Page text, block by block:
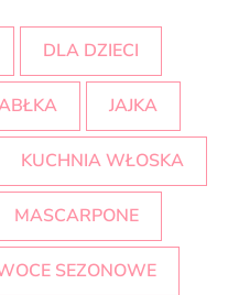
DLA DZIECI
JAJKA
KUCHNIA WŁOSKA
MASCARPONE
SEZONOWE